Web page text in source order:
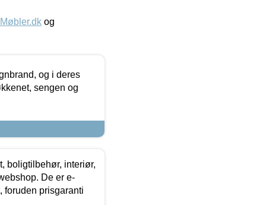
og
og i deres
sengen og
boligtilbehør, interiør,
De er e-
foruden prisgaranti